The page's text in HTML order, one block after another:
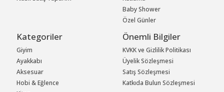
Baby Shower
Özel Günler
Kategoriler
Giyim
Ayakkabı
Aksesuar
Hobi & Eğlence
Önemli Bilgiler
KVKK ve Gizlilik Politikası
Üyelik Sözleşmesi
Satış Sözleşmesi
Katkıda Bulun Sözleşmesi